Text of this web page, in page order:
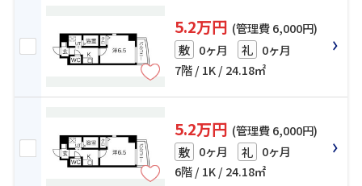
5.2万円 (管理費 6,000円)
敷 0ヶ月 礼 0ヶ月
7階 / 1K / 24.18㎡
5.2万円 (管理費 6,000円)
敷 0ヶ月 礼 0ヶ月
6階 / 1K / 24.18㎡